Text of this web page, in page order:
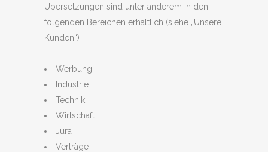
Übersetzungen sind unter anderem in den
folgenden Bereichen erhältlich (siehe „Unsere
Kunden“)
Werbung
Industrie
Technik
Wirtschaft
Jura
Verträge